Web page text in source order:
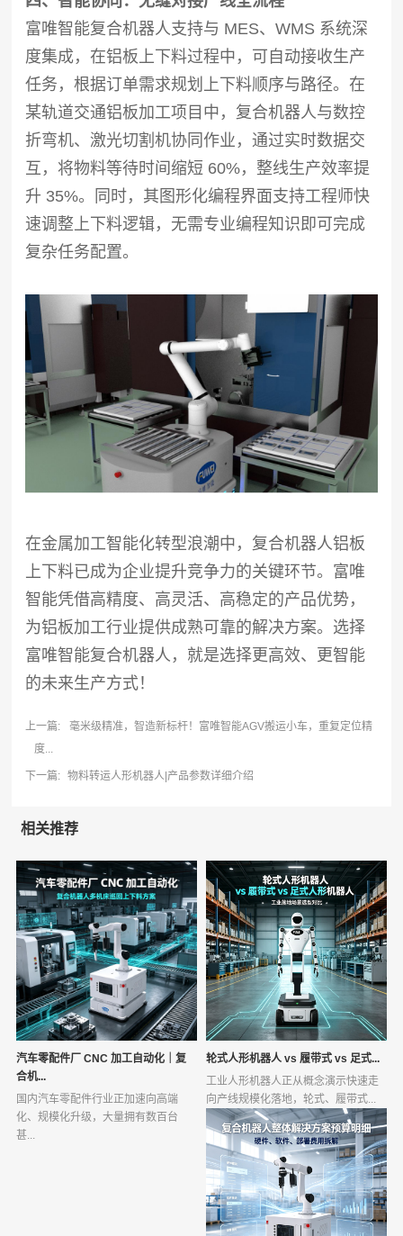
富唯智能复合机器人支持与 MES、WMS 系统深
度集成，在铝板上下料过程中，可自动接收生产
任务，根据订单需求规划上下料顺序与路径。在
某轨道交通铝板加工项目中，复合机器人与数控
折弯机、激光切割机协同作业，通过实时数据交
互，将物料等待时间缩短 60%，整线生产效率提
升 35%。同时，其图形化编程界面支持工程师快
速调整上下料逻辑，无需专业编程知识即可完成
复杂任务配置。
在金属加工智能化转型浪潮中，复合机器人铝板
上下料已成为企业提升竞争力的关键环节。富唯
智能凭借高精度、高灵活、高稳定的产品优势，
为铝板加工行业提供成熟可靠的解决方案。选择
富唯智能复合机器人，就是选择更高效、更智能
的未来生产方式！
上一篇:
毫米级精准，智造新标杆！富唯智能AGV搬运小车，重复定位精
度...
下一篇: 物料转运人形机器人|产品参数详细介绍
相关推荐
汽车零配件厂 CNC 加工自动化｜复
合机...
国内汽车零配件行业正加速向高端
化、规模化升级，大量拥有数百台
甚...
轮式人形机器人 vs 履带式 vs 足式...
工业人形机器人正从概念演示快速走
向产线规模化落地，轮式、履带式...